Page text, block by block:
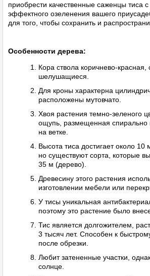
приобрести качественные саженцы тиса
эффектного озеленения вашего
для того, чтобы сохранить и
Особенности дерева:
Кора ствола коричнево-красная,
шелушащиеся.
Для кроны характерна
расположены мутовчато.
Хвоя растения темно-зеленого
ощупь, размещенная спирально
на ветке.
Высота тиса достигает около 10
но существуют сорта, которые
35 м (дерево).
Древесину этого растения
изготовлении мебели или
У тисы уникальная
поэтому это растение было
Тис является долгожителем,
3 тысяч лет. Способен к
после обрезки.
Любит затененные участки,
солнце.